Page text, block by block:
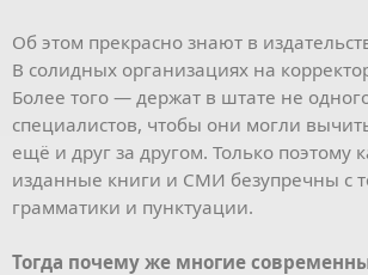
Об этом прекрасно знают в
В солидных организациях на
Более того — держат в штате не
специалистов, чтобы они могли
ещё и друг за другом. Только поэтому
изданные книги и СМИ безупречны с
грамматики и пунктуации.
Тогда почему же многие